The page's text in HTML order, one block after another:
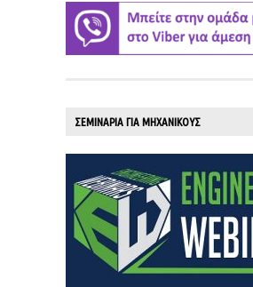
ΣΕΜΙΝΑΡΙΑ ΓΙΑ ΜΗΧΑΝΙΚΟΥΣ